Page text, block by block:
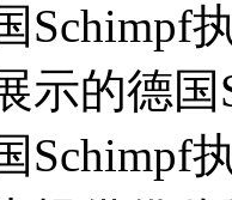
执行器
国Warex执行器AT 220
意大利OMAL执行器
丹麦DVC电动执